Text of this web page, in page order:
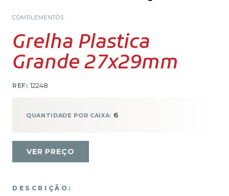
COMPLEMENTOS
Grelha Plastica
Grande 27x29mm
REF: 12248
QUANTIDADE POR CAIXA: 6
VER PREÇO
DESCRIÇÃO: